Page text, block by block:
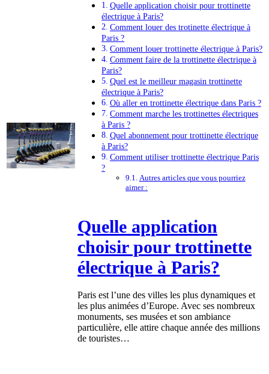
Quelle application choisir pour trottinette
électrique à Paris?
Comment louer des trotinette électrique à
Paris ?
Comment louer trottinette électrique à Paris?
Comment faire de la trottinette électrique à
Paris?
Quel est le meilleur magasin trottinette
électrique à Paris?
Où aller en trottinette électrique dans Paris ?
Comment marche les trottinettes électriques
à Paris ?
Quel abonnement pour trottinette électrique
à Paris?
Comment utiliser trottinette électrique Paris
?
Autres articles que vous pourriez
aimer :
Quelle application
choisir pour trottinette
électrique à Paris?
Paris est l’une des villes les plus dynamiques et
les plus animées d’Europe. Avec ses nombreux
monuments, ses musées et son ambiance
particulière, elle attire chaque année des millions
de touristes…